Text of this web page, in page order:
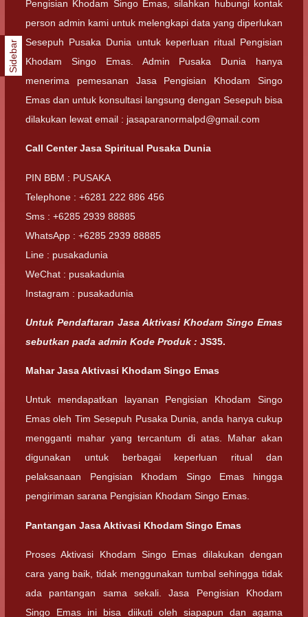
Pengisian Khodam Singo Emas, silahkan hubungi kontak
person admin kami untuk melengkapi data yang diperlukan
Sesepuh Pusaka Dunia untuk keperluan ritual Pengisian
Khodam Singo Emas. Admin Pusaka Dunia hanya
menerima pemesanan Jasa Pengisian Khodam Singo
Emas dan untuk konsultasi langsung dengan Sesepuh bisa
dilakukan lewat email : jasaparanormalpd@gmail.com
Call Center Jasa Spiritual Pusaka Dunia
PIN BBM : PUSAKA
Telephone : +6281 222 886 456
Sms : +6285 2939 88885
WhatsApp : +6285 2939 88885
Line : pusakadunia
WeChat : pusakadunia
Instagram : pusakadunia
Untuk Pendaftaran Jasa Aktivasi Khodam Singo Emas
sebutkan pada admin Kode Produk : JS35.
Mahar Jasa Aktivasi Khodam Singo Emas
Untuk mendapatkan layanan Pengisian Khodam Singo
Emas oleh Tim Sesepuh Pusaka Dunia, anda hanya cukup
mengganti mahar yang tercantum di atas. Mahar akan
digunakan untuk berbagai keperluan ritual dan
pelaksanaan Pengisian Khodam Singo Emas hingga
pengiriman sarana Pengisian Khodam Singo Emas.
Pantangan Jasa Aktivasi Khodam Singo Emas
Proses Aktivasi Khodam Singo Emas dilakukan dengan
cara yang baik, tidak menggunakan tumbal sehingga tidak
ada pantangan sama sekali. Jasa Pengisian Khodam
Singo Emas ini bisa diikuti oleh siapapun dan agama
Sidebar